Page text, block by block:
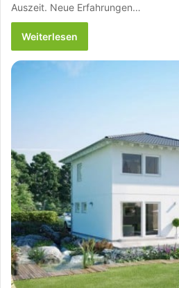
Auszeit. Neue Erfahrungen…
Weiterlesen